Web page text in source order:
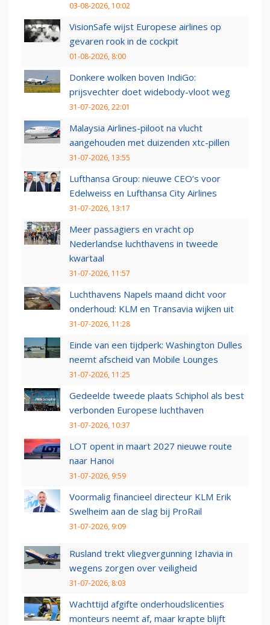
03-08-2026, 10:02
VisionSafe wijst Europese airlines op
gevaren rook in de cockpit
01-08-2026, 8:00
Donkere wolken boven IndiGo:
prijsvechter doet widebody-vloot weg
31-07-2026, 22:01
Malaysia Airlines-piloot na vlucht
aangehouden met duizenden xtc-pillen
31-07-2026, 13:55
Lufthansa Group: nieuwe CEO’s voor
Edelweiss en Lufthansa City Airlines
31-07-2026, 13:17
Meer passagiers en vracht op
Nederlandse luchthavens in tweede
kwartaal
31-07-2026, 11:57
Luchthavens Napels maand dicht voor
onderhoud: KLM en Transavia wijken uit
31-07-2026, 11:28
Einde van een tijdperk: Washington Dulles
neemt afscheid van Mobile Lounges
31-07-2026, 11:25
Gedeelde tweede plaats Schiphol als best
verbonden Europese luchthaven
31-07-2026, 10:37
LOT opent in maart 2027 nieuwe route
naar Hanoi
31-07-2026, 9:59
Voormalig financieel directeur KLM Erik
Swelheim aan de slag bij ProRail
31-07-2026, 9:09
Rusland trekt vliegvergunning Izhavia in
wegens zorgen over veiligheid
31-07-2026, 8:03
Wachttijd afgifte onderhoudslicenties
monteurs neemt af, maar krapte blijft